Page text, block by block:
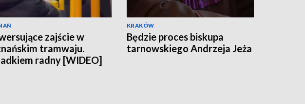
zajście w
tramwaju.
radny [WIDEO]
KRAKÓW
Będzie proces biskupa
tarnowskiego Andrzeja Jeża